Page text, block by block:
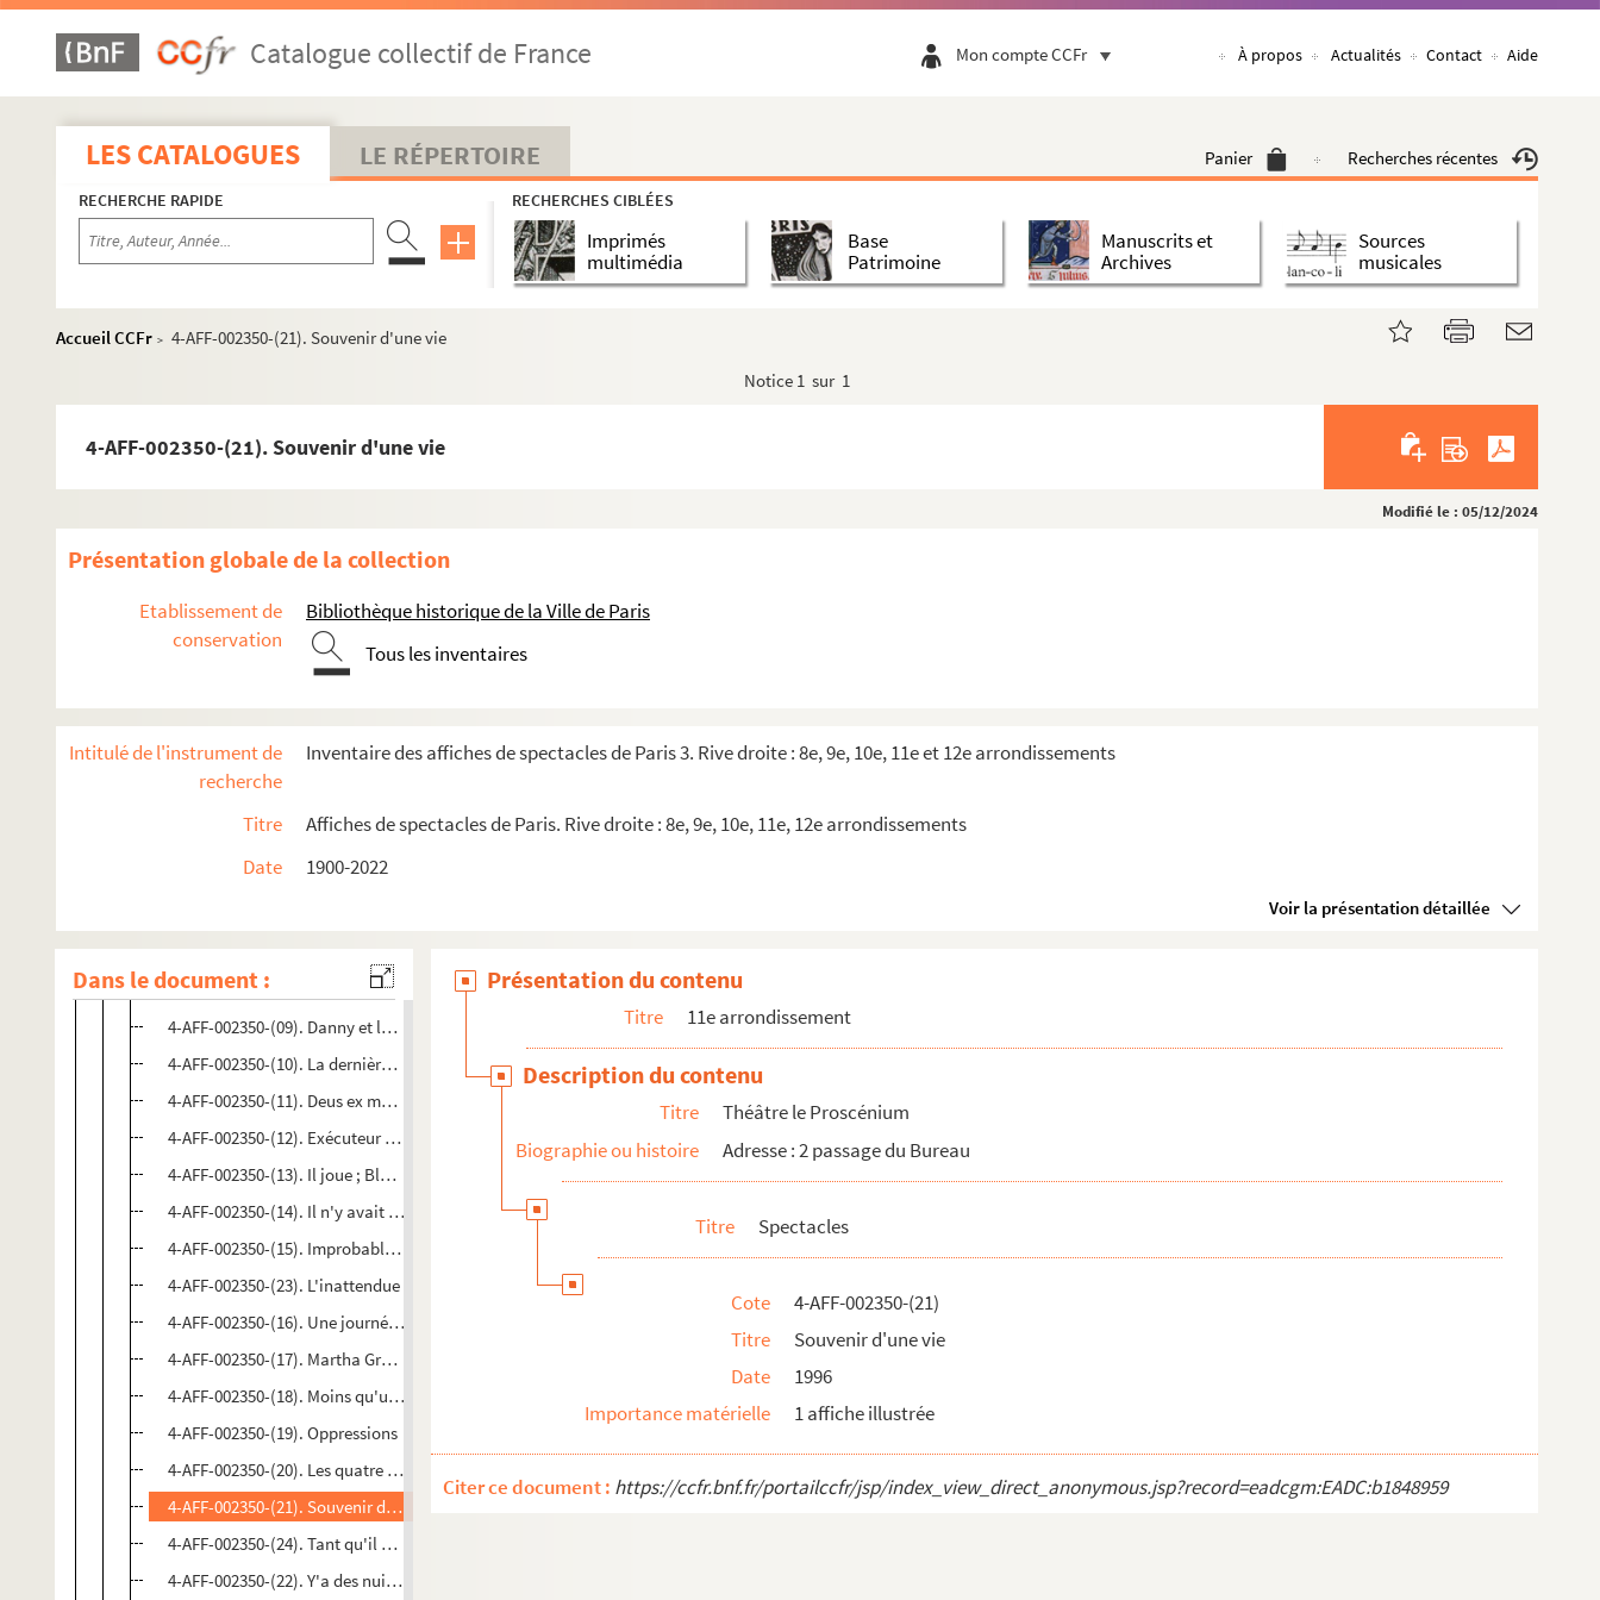
Catalogue collectif de France Mon compte CCFr À propos Actualités Contact Aide
LES CATALOGUES LE RÉPERTOIRE Panier Recherches récentes
RECHERCHE RAPIDE RECHERCHES CIBLÉES
Imprimés
multimédia
Base
Patrimoine
Manuscrits et
Archives
Sources
musicales
Accueil CCFr > 4-AFF-002350-(21). Souvenir d'une vie
Notice 1 sur 1
4-AFF-002350-(21). Souvenir d'une vie
Modifié le : 05/12/2024
Présentation globale de la collection
Etablissement de
conservation
Bibliothèque historique de la Ville de Paris
Tous les inventaires
Intitulé de l'instrument de
recherche
Inventaire des affiches de spectacles de Paris 3. Rive droite : 8e, 9e, 10e, 11e et 12e arrondissements
Titre
Affiches de spectacles de Paris. Rive droite : 8e, 9e, 10e, 11e, 12e arrondissements
Date
1900-2022
Voir la présentation détaillée
Dans le document :
MJC Paris-Mercoeur
O'Berzinc
Le Passage vers les étoiles
La scène Bastille
Théâtre Arcane
Théâtre Artistic Athévains. Artistic Théâtre
Théâtre André Bourvil
Théâtre du Château-d'eau
Théâtre de la Folie-sur-cour
Théâtre de la Main d'Or
Théâtre de la marionnette à Paris
Théâtre Oblique
Théâtre de Proposition
Théâtre le Proscénium
4-AFF-002350-(01). Accroche-toi aux étourneaux
4-AFF-002350-(02). Alexina B.
4-AFF-002350-(08). Ce court instant de bonheur
4-AFF-002350-(04). La cheminée
4-AFF-002350-(06). La confession d'Abraham
4-AFF-002350-(07). Couleur d'août
4-AFF-002350-(09). Danny et la grande bleue
4-AFF-002350-(10). La dernière année
4-AFF-002350-(11). Deus ex machina
4-AFF-002350-(12). Exécuteur quatorze
4-AFF-002350-(13). Il joue ; Blanche Aurore Céleste
4-AFF-002350-(14). Il n'y avait même pas de rideaux
4-AFF-002350-(15). Improbable rencontre
4-AFF-002350-(23). L'inattendue
4-AFF-002350-(16). Une journée si tranquille
4-AFF-002350-(17). Martha Graham
4-AFF-002350-(18). Moins qu'un chien
4-AFF-002350-(19). Oppressions
4-AFF-002350-(20). Les quatre morts de Marie
4-AFF-002350-(21). Souvenir d'une vie
4-AFF-002350-(24). Tant qu'il y aura de l'amour (des hommes et des femmes)
4-AFF-002350-(22). Y'a des nuits qui mériteraient pas de voir le jour
Présentation du contenu
Titre 11e arrondissement
Description du contenu
Titre
Théâtre le Proscénium
Biographie ou histoire
Adresse : 2 passage du Bureau
Titre Spectacles
Cote
4-AFF-002350-(21)
Titre
Souvenir d'une vie
Date
1996
Importance matérielle
1 affiche illustrée
Citer ce document : https://ccfr.bnf.fr/portailccfr/jsp/index_view_direct_anonymous.jsp?record=eadcgm:EADC:b1848959